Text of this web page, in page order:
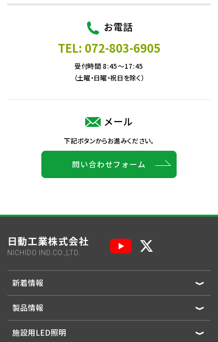
お電話
TEL: 072-803-6905
受付時間 8:45～17:45
（土曜・日曜・祝日を除く）
メール
下記ボタンからお進みください。
問い合わせフォーム
日動工業株式会社
NICHIDO IND.CO.,LTD.
新着情報
製品情報
施設用LED照明